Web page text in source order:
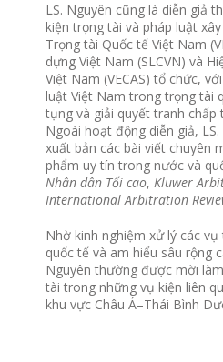
LS. Nguyên cũng là diễn giả
kiện trọng tài và pháp luật
Trọng tài Quốc tế Việt Nam
dựng Việt Nam (SLCVN) và
Việt Nam (VECAS) tổ chức,
luật Việt Nam trong trọng tài
tụng và giải quyết tranh chấp
Ngoài hoạt động diễn giả,
xuất bản các bài viết chuyên
phẩm uy tín trong nước và
Nhân dân Tối cao, Kluwer
International Arbitration
Nhờ kinh nghiệm xử lý các
quốc tế và am hiểu sâu rộng
Nguyên thường được mời
tài trong những vụ kiện liên
khu vực Châu Á–Thái Bình